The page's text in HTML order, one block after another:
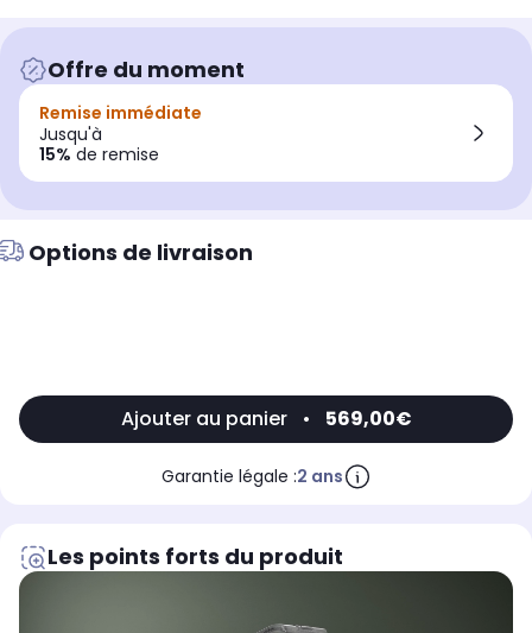
Offre du moment
Remise immédiate
Jusqu'à
15% de remise
Options de livraison
Ajouter au panier • 569,00€
Garantie légale :2 ans
Les points forts du produit